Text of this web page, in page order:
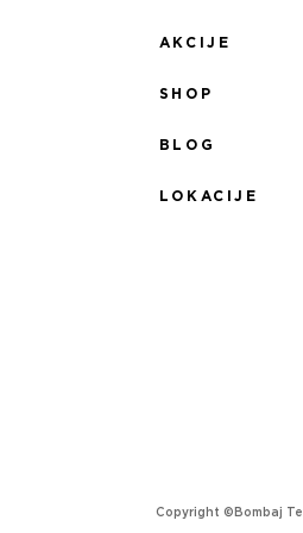
AKCIJE
SHOP
BLOG
LOKACIJE
Copyright ©Bombaj